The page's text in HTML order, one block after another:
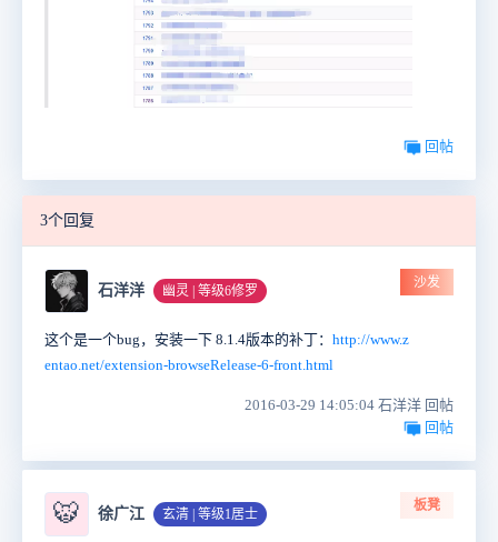
回帖
3个回复
石洋洋 幽灵 | 等级6修罗
沙发
这个是一个bug，安装一下 8.1.4版本的补丁： http://www.z
entao.net/extension-browseRelease-6-front.html
2016-03-29 14:05:04 石洋洋 回帖
回帖
🐯 徐广江 玄清 | 等级1居士
板凳